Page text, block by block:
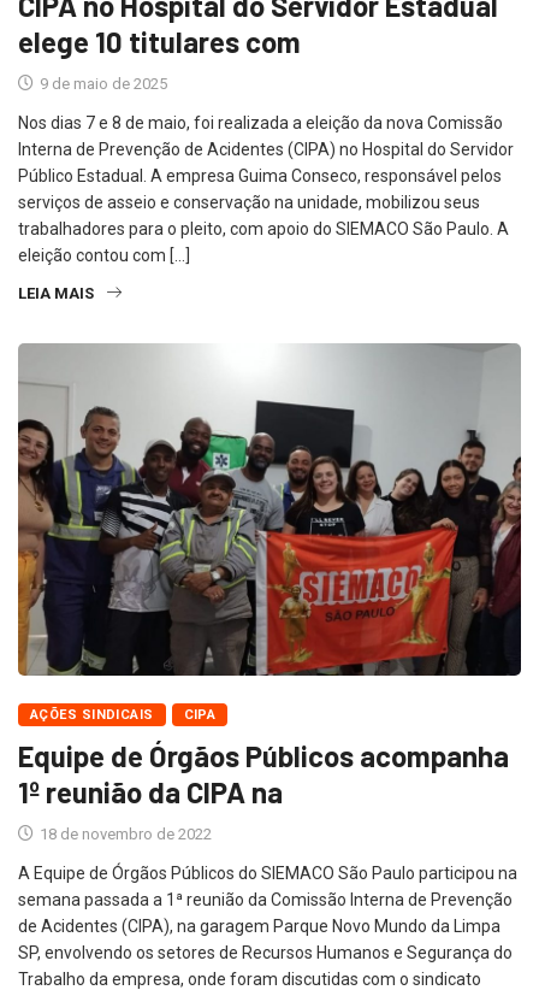
elege 10 titulares com
9 de maio de 2025
Nos dias 7 e 8 de maio, foi realizada a eleição da nova Comissão
Interna de Prevenção de Acidentes (CIPA) no Hospital do Servidor
Público Estadual. A empresa Guima Conseco, responsável pelos
serviços de asseio e conservação na unidade, mobilizou seus
trabalhadores para o pleito, com apoio do SIEMACO São Paulo. A
eleição contou com […]
LEIA MAIS
AÇÕES SINDICAIS CIPA
Equipe de Órgãos Públicos acompanha
1º reunião da CIPA na
18 de novembro de 2022
A Equipe de Órgãos Públicos do SIEMACO São Paulo participou na
semana passada a 1ª reunião da Comissão Interna de Prevenção
de Acidentes (CIPA), na garagem Parque Novo Mundo da Limpa
SP, envolvendo os setores de Recursos Humanos e Segurança do
Trabalho da empresa, onde foram discutidas com o sindicato